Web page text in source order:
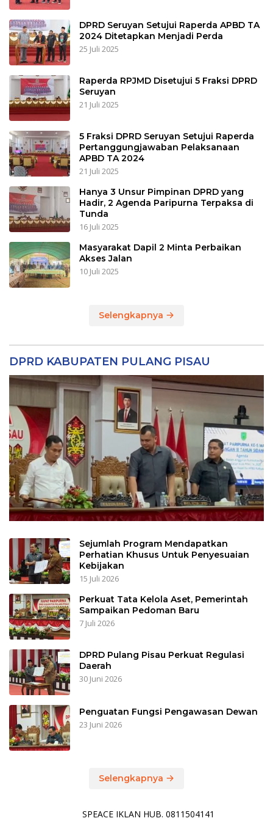
DPRD Seruyan Setujui Raperda APBD TA
2024 Ditetapkan Menjadi Perda
25 Juli 2025
Raperda RPJMD Disetujui 5 Fraksi DPRD
Seruyan
21 Juli 2025
5 Fraksi DPRD Seruyan Setujui Raperda
Pertanggungjawaban Pelaksanaan
APBD TA 2024
21 Juli 2025
Hanya 3 Unsur Pimpinan DPRD yang
Hadir, 2 Agenda Paripurna Terpaksa di
Tunda
16 Juli 2025
Masyarakat Dapil 2 Minta Perbaikan
Akses Jalan
10 Juli 2025
Selengkapnya
DPRD KABUPATEN PULANG PISAU
Sejumlah Program Mendapatkan
Perhatian Khusus Untuk Penyesuaian
Kebijakan
15 Juli 2026
Perkuat Tata Kelola Aset, Pemerintah
Sampaikan Pedoman Baru
7 Juli 2026
DPRD Pulang Pisau Perkuat Regulasi
Daerah
30 Juni 2026
Penguatan Fungsi Pengawasan Dewan
23 Juni 2026
Selengkapnya
SPEACE IKLAN HUB. 0811504141